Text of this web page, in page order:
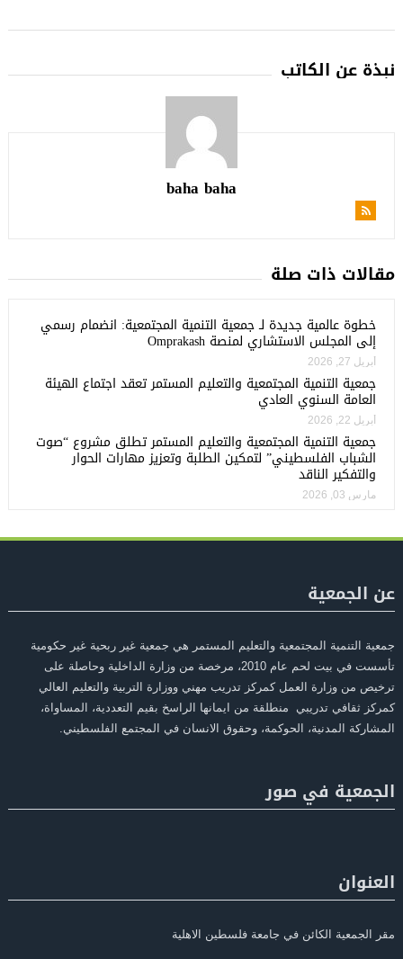
نبذة عن الكاتب
baha baha
مقالات ذات صلة
خطوة عالمية جديدة لـ جمعية التنمية المجتمعية: انضمام رسمي
إلى المجلس الاستشاري لمنصة Omprakash
أبريل 27, 2026
جمعية التنمية المجتمعية والتعليم المستمر تعقد اجتماع الهيئة
العامة السنوي العادي
أبريل 22, 2026
جمعية التنمية المجتمعية والتعليم المستمر تطلق مشروع “صوت
الشباب الفلسطيني” لتمكين الطلبة وتعزيز مهارات الحوار
والتفكير الناقد
مارس 03, 2026
عن الجمعية
جمعية التنمية المجتمعية والتعليم المستمر هي جمعية غير ربحية غير حكومية
تأسست في بيت لحم عام 2010، مرخصة من وزارة الداخلية وحاصلة على
ترخيص من وزارة العمل كمركز تدريب مهني ووزارة التربية والتعليم العالي
كمركز ثقافي تدريبي منطلقة من ايمانها الراسخ بقيم التعددية، المساواة،
المشاركة المدنية، الحوكمة، وحقوق الانسان في المجتمع الفلسطيني.
الجمعية في صور
العنوان
مقر الجمعية الكائن في جامعة فلسطين الاهلية